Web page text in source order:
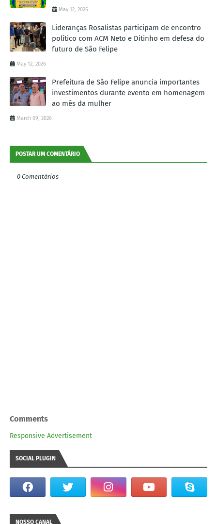
May 12, 2026
Lideranças Rosalistas participam de encontro
político com ACM Neto e Ditinho em defesa do
futuro de São Felipe
May 12, 2026
Prefeitura de São Felipe anuncia importantes
investimentos durante evento em homenagem
ao mês da mulher
March 09, 2026
POSTAR UM COMENTÁRIO
0 Comentários
Comments
Responsive Advertisement
SOCIAL PLUGIN
NOSSO CANAL